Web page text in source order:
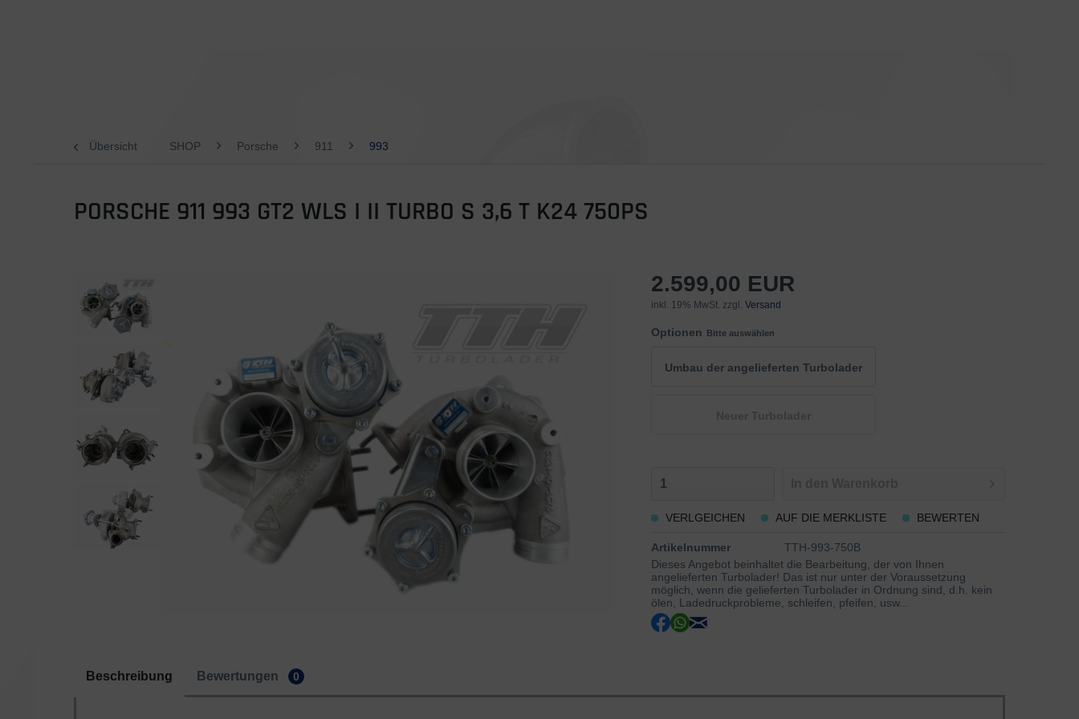
Übersicht SHOP Porsche 911 993
PORSCHE 911 993 GT2 WLS I II TURBO S 3,6 T K24 750PS
2.599,00 EUR
inkl. 19% MwSt. zzgl.Versand
Optionen Bitte auswählen
Umbau der angelieferten Turbolader
Neuer Turbolader
VERLGEICHEN AUF DIE MERKLISTE BEWERTEN
Artikelnummer
TTH-993-750B
Dieses Angebot beinhaltet die Bearbeitung, der von Ihnen
angelieferten Turbolader! Das ist nur unter der Voraussetzung
möglich, wenn die gelieferten Turbolader in Ordnung sind, d.h. kein
ölen, Ladedruckprobleme, schleifen, pfeifen, usw...
Beschreibung Bewertungen 0